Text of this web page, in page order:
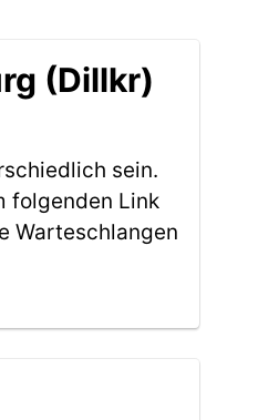
(Dillkr)
sein.
folgenden Link
Warteschlangen